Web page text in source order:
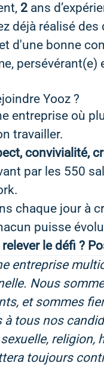
2 ans
déjà réalisé
d'une bonne
persévérant(e)
Yooz ?
entreprise où
travailler.
convivialité,
par les 550
chaque jour à
puisse
relever le défi ?
entreprise
Nous
et sommes
tous nos
religion,
toujours